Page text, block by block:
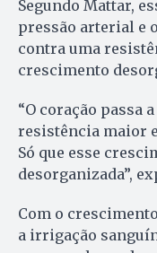
Segundo Mattar,
pressão arterial e
contra uma
crescimento
“O coração passa
resistência maior
Só que esse
desorganizada”,
Com o
a irrigação